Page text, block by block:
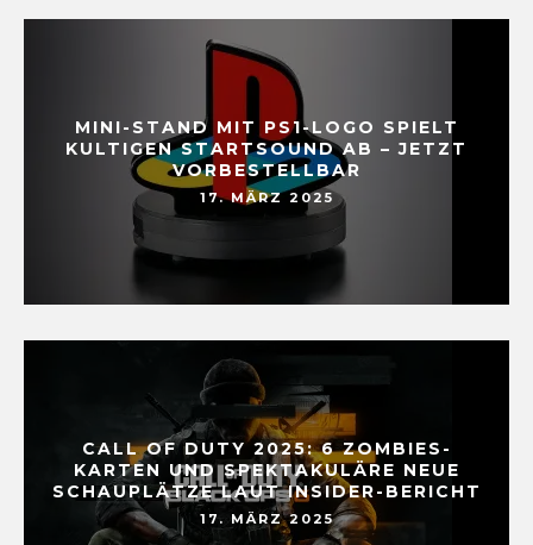
MINI-STAND MIT PS1-LOGO SPIELT
KULTIGEN STARTSOUND AB – JETZT
VORBESTELLBAR
17. MÄRZ 2025
CALL OF DUTY 2025: 6 ZOMBIES-
KARTEN UND SPEKTAKULÄRE NEUE
SCHAUPLÄTZE LAUT INSIDER-BERICHT
17. MÄRZ 2025